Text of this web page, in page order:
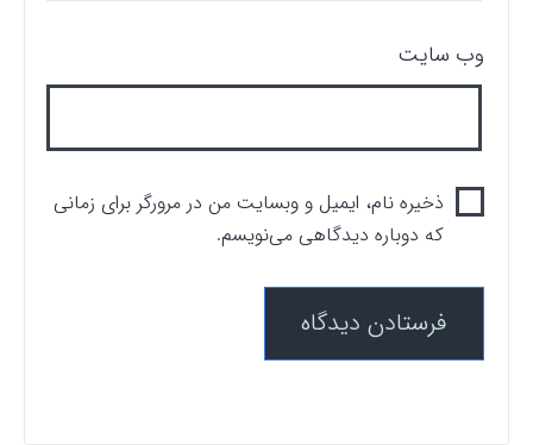
وب‌ سایت
ذخیره نام، ایمیل و وبسایت من در مرورگر برای زمانی
که دوباره دیدگاهی می‌نویسم.